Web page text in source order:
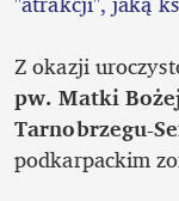
Z okazji
pw. Matki
Tarnobrzegu-
podkarpackim